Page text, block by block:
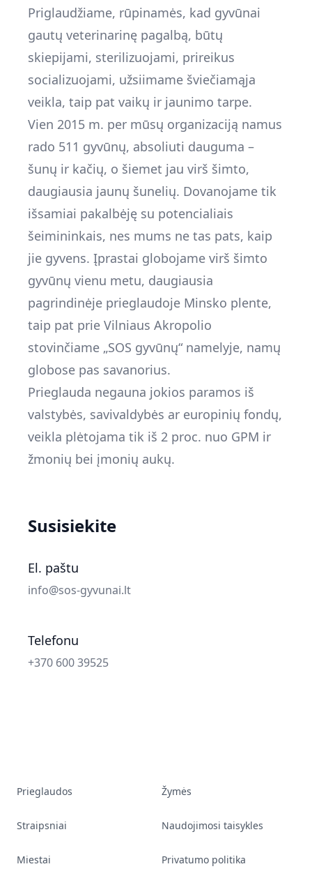
Priglaudžiame, rūpinamės, kad gyvūnai
gautų veterinarinę pagalbą, būtų
skiepijami, sterilizuojami, prireikus
socializuojami, užsiimame šviečiamąja
veikla, taip pat vaikų ir jaunimo tarpe.
Vien 2015 m. per mūsų organizaciją namus
rado 511 gyvūnų, absoliuti dauguma –
šunų ir kačių, o šiemet jau virš šimto,
daugiausia jaunų šunelių. Dovanojame tik
išsamiai pakalbėję su potencialiais
šeimininkais, nes mums ne tas pats, kaip
jie gyvens. Įprastai globojame virš šimto
gyvūnų vienu metu, daugiausia
pagrindinėje prieglaudoje Minsko plente,
taip pat prie Vilniaus Akropolio
stovinčiame „SOS gyvūnų“ namelyje, namų
globose pas savanorius.
Prieglauda negauna jokios paramos iš
valstybės, savivaldybės ar europinių fondų,
veikla plėtojama tik iš 2 proc. nuo GPM ir
žmonių bei įmonių aukų.
Susisiekite
El. paštu
Email
info@sos-gyvunai.lt
Telefonu
Phone number
+370 600 39525
Prieglaudos
Straipsniai
Miestai
Žymės
Naudojimosi taisykles
Privatumo politika